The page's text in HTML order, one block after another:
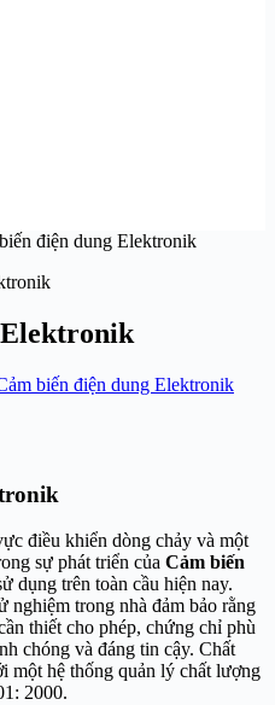
điện dung Elektronik
Elektronik
biến điện dung Elektronik
điều khiển dòng chảy và một
sự phát triển của Cảm biến
dụng trên toàn cầu hiện nay.
nghiệm trong nhà đảm bảo rằng
thiết cho phép, chứng chỉ phù
chóng và đáng tin cậy. Chất
một hệ thống quản lý chất lượng
2000.